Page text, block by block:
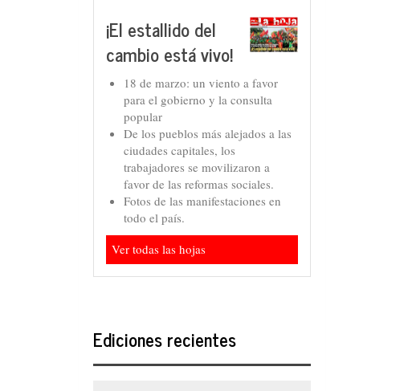
¡El estallido del
cambio está vivo!
18 de marzo: un viento a favor
para el gobierno y la consulta
popular
De los pueblos más alejados a las
ciudades capitales, los
trabajadores se movilizaron a
favor de las reformas sociales.
Fotos de las manifestaciones en
todo el país.
Ver todas las hojas
Ediciones recientes